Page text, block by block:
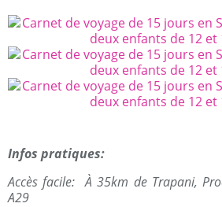
Infos pratiques:
Accès facile: À 35km de Trapani,
A29